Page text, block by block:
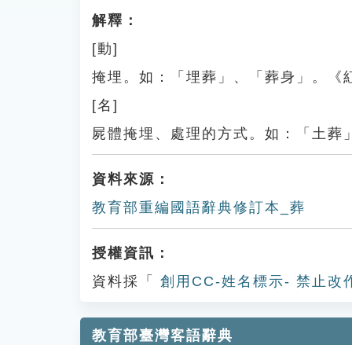
解釋：
[動]
掩埋。如：「埋葬」、「葬身」。《
[名]
屍體掩埋、處理的方式。如：「土葬
資料來源：
教育部重編國語辭典修訂本_葬
授權資訊：
資料採「
創用CC-姓名標示- 禁止改
教育部臺灣客語辭典